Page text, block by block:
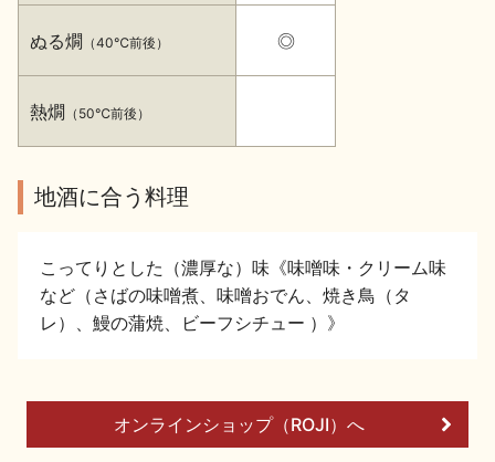
地酒蔵元会WEB展示会 地酒蔵元会利酒会
美味しい地酒の選び方
地酒蔵元会とは
ぬる燗 （40℃前後）
熱燗 （50℃前後）
◎
地酒に合う料理
こってりとした（濃厚な）味《味噌味・クリーム味
など（さばの味噌煮、味噌おでん、焼き鳥（タ
レ）、鰻の蒲焼、ビーフシチュー ）》
オンラインショップ（ROJI）へ